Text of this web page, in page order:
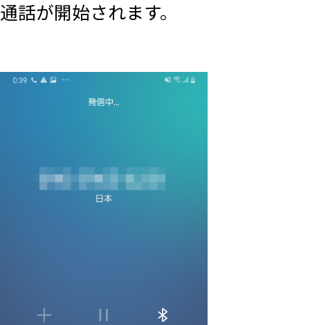
通話が開始されます。